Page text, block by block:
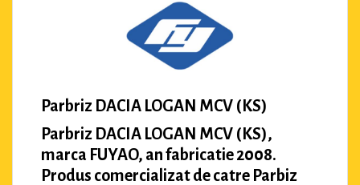
Parbriz DACIA LOGAN MCV (KS)
Parbriz DACIA LOGAN MCV (KS),
marca FUYAO, an fabricatie 2008.
Produs comercializat de catre Parbiz